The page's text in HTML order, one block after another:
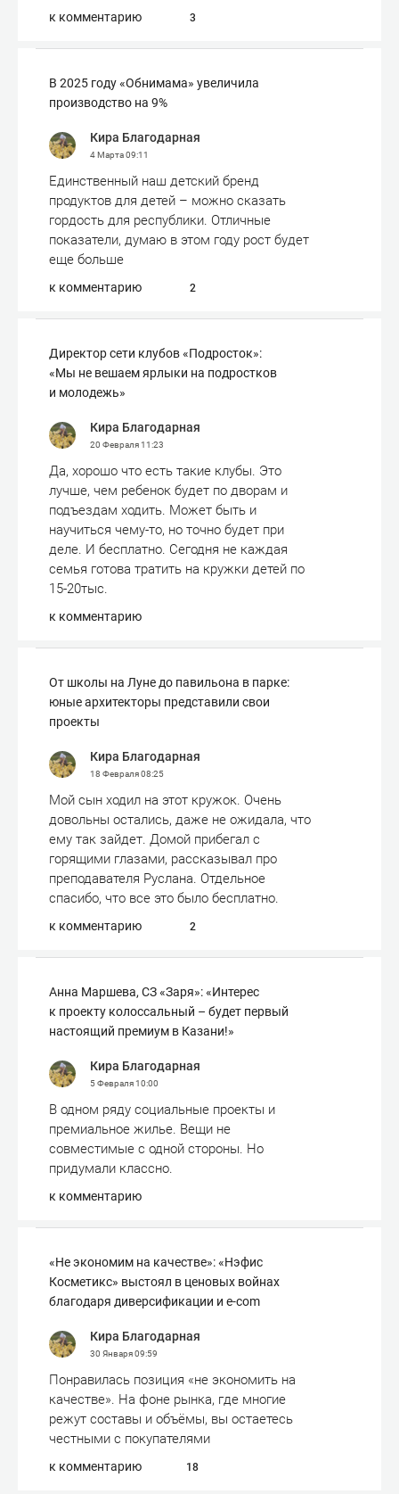
к комментарию 3
В 2025 году «Обнимама» увеличила
производство на 9%
Кира Благодарная
4 Марта09:11
Единственный наш детский бренд
продуктов для детей – можно сказать
гордость для республики. Отличные
показатели, думаю в этом году рост будет
еще больше
к комментарию 2
Директор сети клубов «Подросток»:
«Мы не вешаем ярлыки на подростков
и молодежь»
Кира Благодарная
20 Февраля11:23
Да, хорошо что есть такие клубы. Это
лучше, чем ребенок будет по дворам и
подъездам ходить. Может быть и
научиться чему-то, но точно будет при
деле. И бесплатно. Сегодня не каждая
семья готова тратить на кружки детей по
15-20тыс.
к комментарию
От школы на Луне до павильона в парке:
юные архитекторы представили свои
проекты
Кира Благодарная
18 Февраля08:25
Мой сын ходил на этот кружок. Очень
довольны остались, даже не ожидала, что
ему так зайдет. Домой прибегал с
горящими глазами, рассказывал про
преподавателя Руслана. Отдельное
спасибо, что все это было бесплатно.
к комментарию 2
Анна Маршева, СЗ «Заря»: «Интерес
к проекту колоссальный – будет первый
настоящий премиум в Казани!»
Кира Благодарная
5 Февраля10:00
В одном ряду социальные проекты и
премиальное жилье. Вещи не
совместимые с одной стороны. Но
придумали классно.
к комментарию
«Не экономим на качестве»: «Нэфис
Косметикс» выстоял в ценовых войнах
благодаря диверсификации и e-com
Кира Благодарная
30 Января09:59
Понравилась позиция «не экономить на
качестве». На фоне рынка, где многие
режут составы и объёмы, вы остаетесь
честными с покупателями
к комментарию 18